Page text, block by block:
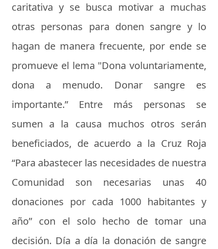
caritativa y se busca motivar a muchas
otras personas para donen sangre y lo
hagan de manera frecuente, por ende se
promueve el lema "Dona voluntariamente,
dona a menudo. Donar sangre es
importante.” Entre más personas se
sumen a la causa muchos otros serán
beneficiados, de acuerdo a la Cruz Roja
“Para abastecer las necesidades de nuestra
Comunidad son necesarias unas 40
donaciones por cada 1000 habitantes y
año” con el solo hecho de tomar una
decisión. Día a día la donación de sangre